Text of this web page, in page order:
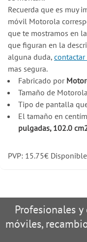
Recuerda que es muy
móvil Motorola
que te mostramos en
que figuran en la
alguna duda,
mas segura.
Fabricado por
Tamaño de
Tipo de pantalla
El tamaño en
pulgadas, 102.0
PVP: 15.75€ Disponible
Profesionales
móviles,